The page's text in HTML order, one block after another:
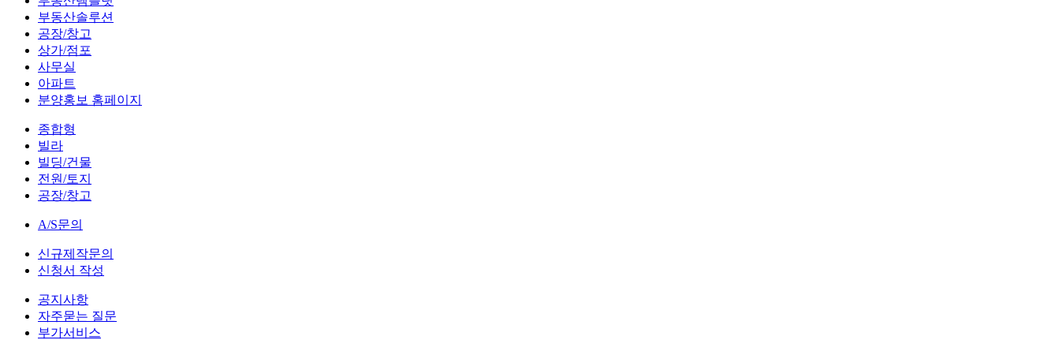
부동산솔루션
공장/창고
상가/점포
사무실
아파트
분양홍보 홈페이지
종합형
빌라
빌딩/건물
전원/토지
공장/창고
A/S문의
신규제작문의
신청서 작성
공지사항
자주묻는 질문
부가서비스